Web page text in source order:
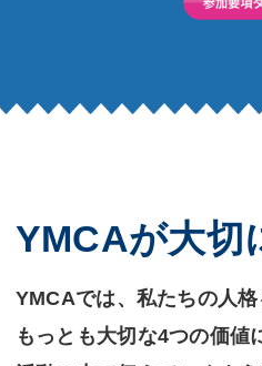
YMCAが大切
YMCAでは、私たちの人
もっとも大切な4つの価値